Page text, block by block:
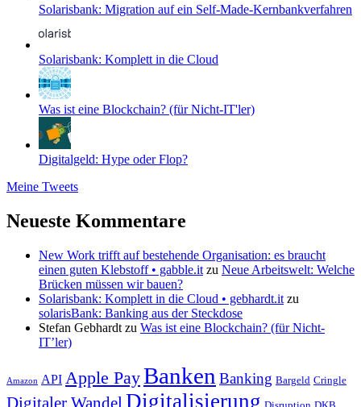
Solarisbank: Migration auf ein Self-Made-Kernbankverfahren
Solarisbank: Komplett in die Cloud
Was ist eine Blockchain? (für Nicht-IT'ler)
Digitalgeld: Hype oder Flop?
Meine Tweets
Neueste Kommentare
New Work trifft auf bestehende Organisation: es braucht
einen guten Klebstoff • gabble.it zu Neue Arbeitswelt: Welche
Brücken müssen wir bauen?
Solarisbank: Komplett in die Cloud • gebhardt.it zu
solarisBank: Banking aus der Steckdose
Stefan Gebhardt zu Was ist eine Blockchain? (für Nicht-
IT’ler)
Amazon API Apple PayBanken Banking Bargeld Cringle
Digitaler Wandel Digitalisierung